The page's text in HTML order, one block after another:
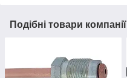
Подібні товари компанії